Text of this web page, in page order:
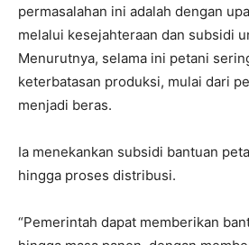
permasalahan ini adalah dengan
melalui kesejahteraan dan subsidi
Menurutnya, selama ini petani
keterbatasan produksi, mulai dari
menjadi beras.
Ia menekankan subsidi bantuan
hingga proses distribusi.
“Pemerintah dapat memberikan